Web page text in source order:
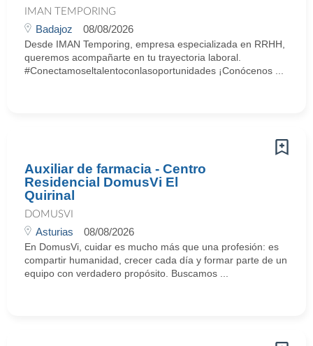
IMAN TEMPORING
Badajoz 08/08/2026
Desde IMAN Temporing, empresa especializada en RRHH,
queremos acompañarte en tu trayectoria laboral.
#Conectamoseltalentoconlasoportunidades ¡Conócenos ...
Auxiliar de farmacia - Centro
Residencial DomusVi El
Quirinal
DOMUSVI
Asturias 08/08/2026
En DomusVi, cuidar es mucho más que una profesión: es
compartir humanidad, crecer cada día y formar parte de un
equipo con verdadero propósito. Buscamos ...